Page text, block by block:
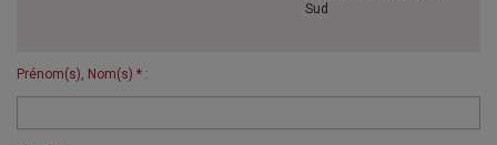
Sud
Prénom(s), Nom(s) * :